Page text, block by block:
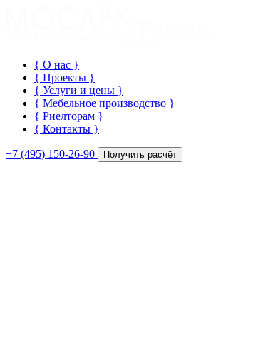
{ О нас }
{ Проекты }
{ Услуги и цены }
{ Мебельное производство }
{ Риелторам }
{ Контакты }
+7 (495) 150-26-90 Получить расчёт